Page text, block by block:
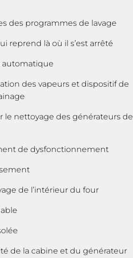
des programmes de lavage
reprend là où il s’est arrêté
automatique
des vapeurs et dispositif de
le nettoyage des générateurs de
de dysfonctionnement
de l’intérieur du four
de la cabine et du générateur